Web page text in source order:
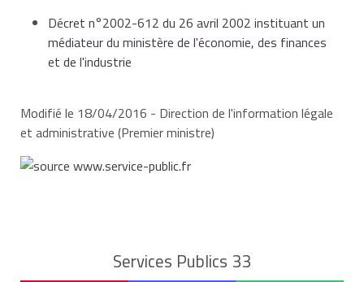
Décret n°2002-612 du 26 avril 2002 instituant un
médiateur du ministère de l'économie, des finances
et de l'industrie
Modifié le 18/04/2016 - Direction de l'information légale
et administrative (Premier ministre)
Services Publics 33